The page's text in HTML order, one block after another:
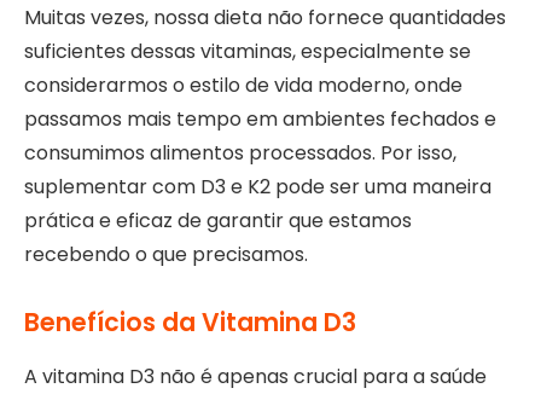
Muitas vezes, nossa dieta não fornece quantidades
suficientes dessas vitaminas, especialmente se
considerarmos o estilo de vida moderno, onde
passamos mais tempo em ambientes fechados e
consumimos alimentos processados. Por isso,
suplementar com D3 e K2 pode ser uma maneira
prática e eficaz de garantir que estamos
recebendo o que precisamos.
Benefícios da Vitamina D3
A vitamina D3 não é apenas crucial para a saúde